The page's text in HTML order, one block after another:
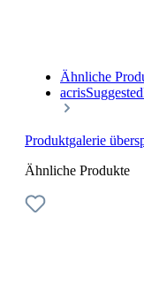
Ähnliche
Produktgalerie
Ähnliche Produkte